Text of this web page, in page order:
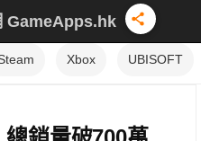
GameApps.hk
Xbox UBISOFT